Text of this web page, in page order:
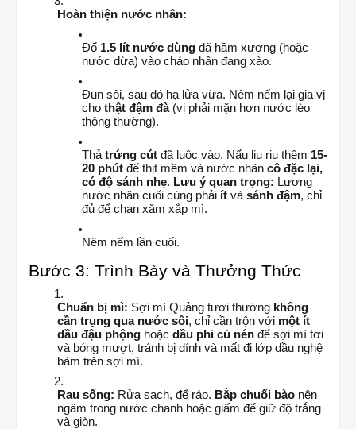
Hoàn thiện nước nhân:
Đổ 1.5 lít nước dùng đã hầm xương (hoặc
nước dừa) vào chảo nhân đang xào.
Đun sôi, sau đó hạ lửa vừa. Nêm nếm lại gia vị
cho thật đậm đà(vị phải mặn hơn nước lèo
thông thường).
Thả trứng cút đã luộc vào. Nấu liu riu thêm 15-
20 phút để thịt mềm và nước nhân cô đặc lại,
có độ sánh nhẹ. Lưu ý quan trọng: Lượng
nước nhân cuối cùng phải ít và sánh đậm, chỉ
đủ để chan xăm xắp mì.
Nêm nếm lần cuối.
Bước 3: Trình Bày và Thưởng Thức
Chuẩn bị mì: Sợi mì Quảng tươi thường không
cần trụng qua nước sôi, chỉ cần trộn với một ít
dầu đậu phộng hoặc dầu phi củ nén để sợi mì tơi
và bóng mượt, tránh bị dính và mất đi lớp dầu nghệ
bám trên sợi mì.
Rau sống: Rửa sạch, để ráo. Bắp chuối bào nên
ngâm trong nước chanh hoặc giấm để giữ độ trắng
và giòn.